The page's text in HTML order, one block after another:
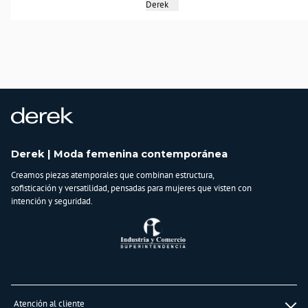
más que un bolso; es la pieza que define tu estilo. SKU: 834798.
Limpiar con paño húmedo, no exceder la capacidad en peso de cada tamaño,
evitar el contacto con aceites y grasas
100% POLIURETANO FORRO100% POLIESTER
Derek
Derek | Moda femenina contemporánea
Creamos piezas atemporales que combinan estructura,
sofisticación y versatilidad, pensadas para mujeres que visten con
intención y seguridad.
Atención al cliente